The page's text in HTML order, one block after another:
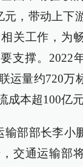
元，带动上下
关工作，为
支撑。2022
运量约720万
成本超100亿元
输部部长李小
，交通运输部